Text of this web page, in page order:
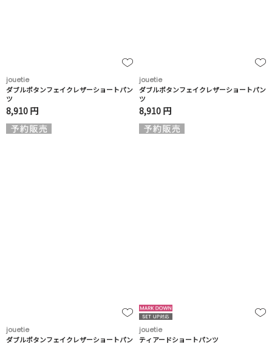
jouetie
ダブルボタンフェイクレザーショートパン
ツ
8,910 円
jouetie
ダブルボタンフェイクレザーショートパン
ツ
8,910 円
jouetie
ダブルボタンフェイクレザーショートパン
jouetie
ティアードショートパンツ